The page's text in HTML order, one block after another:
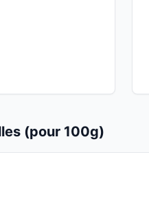
(pour 100g)